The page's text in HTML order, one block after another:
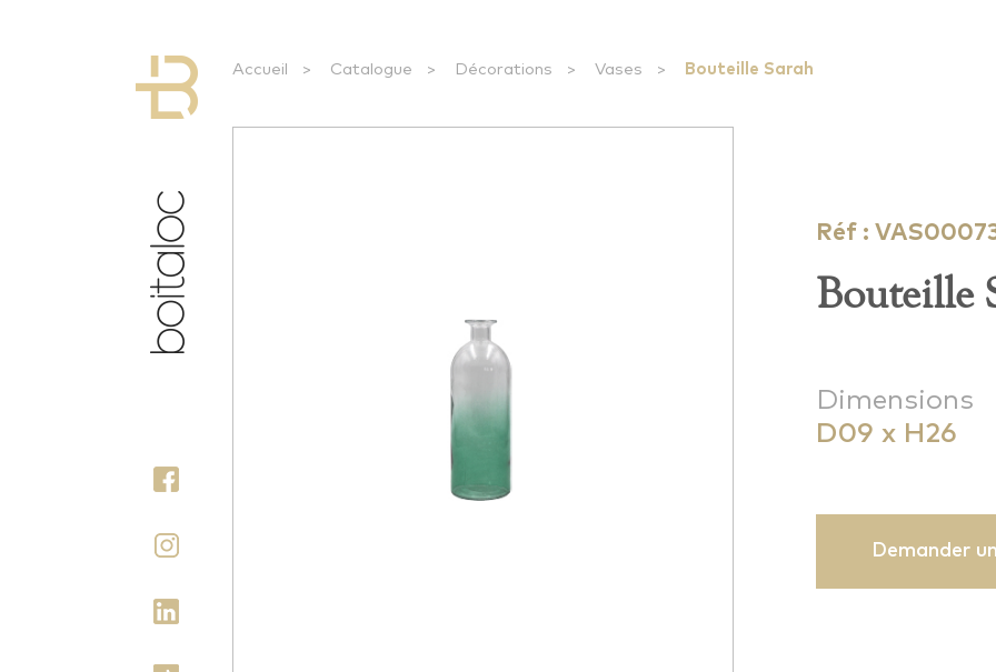
Accueil > Catalogue > Décorations > Vases > Bouteille Sarah
Réf :
Bouteille
Dimensions
D09 x H26
Demander